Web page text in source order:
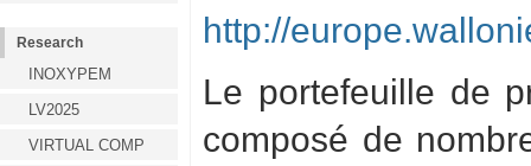
Research
INOXYPEM
LV2025
VIRTUAL COMP
http://
Le portefeuille de
composé de